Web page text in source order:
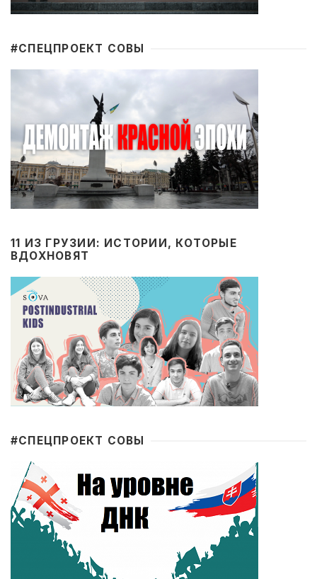
#CПЕЦПРОЕКТ СОВЫ
11 ИЗ ГРУЗИИ: ИСТОРИИ, КОТОРЫЕ
ВДОХНОВЯТ
#CПЕЦПРОЕКТ СОВЫ